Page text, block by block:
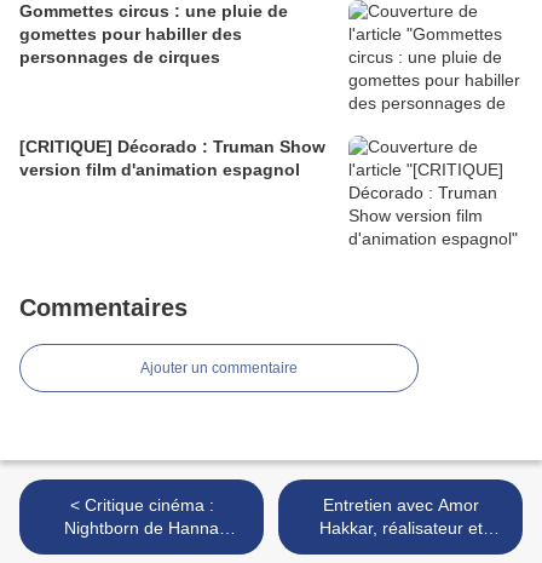
Gommettes circus : une pluie de
gomettes pour habiller des
personnages de cirques
[CRITIQUE] Décorado : Truman Show
version film d'animation espagnol
Commentaires
Ajouter un commentaire
< Critique cinéma :
Nightborn de Hanna
Bergholm ou l'instinct
Entretien avec Amor
Hakkar, réalisateur et
producteur du film Le